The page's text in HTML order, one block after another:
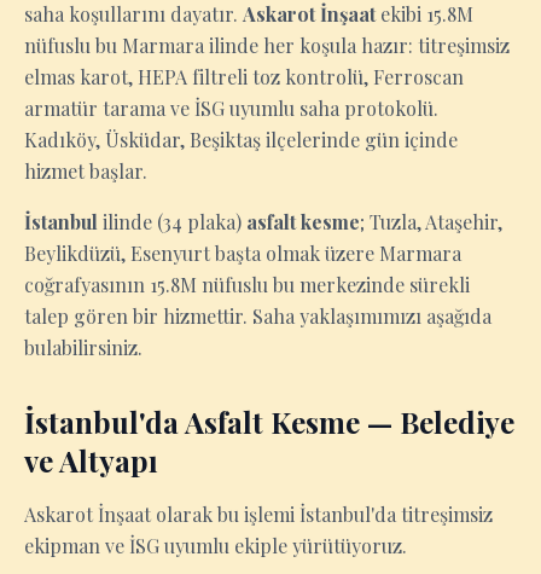
saha koşullarını dayatır. Askarot İnşaatekibi 15.8M
nüfuslu bu Marmara ilinde her koşula hazır: titreşimsiz
elmas karot, HEPA filtreli toz kontrolü, Ferroscan
armatür tarama ve İSG uyumlu saha protokolü.
Kadıköy, Üsküdar, Beşiktaş ilçelerinde gün içinde
hizmet başlar.
İstanbul ilinde (34 plaka) asfalt kesme; Tuzla, Ataşehir,
Beylikdüzü, Esenyurt başta olmak üzere Marmara
coğrafyasının 15.8M nüfuslu bu merkezinde sürekli
talep gören bir hizmettir. Saha yaklaşımımızı aşağıda
bulabilirsiniz.
İstanbul'da Asfalt Kesme — Belediye
ve Altyapı
Askarot İnşaat olarak bu işlemi İstanbul'da titreşimsiz
ekipman ve İSG uyumlu ekiple yürütüyoruz.